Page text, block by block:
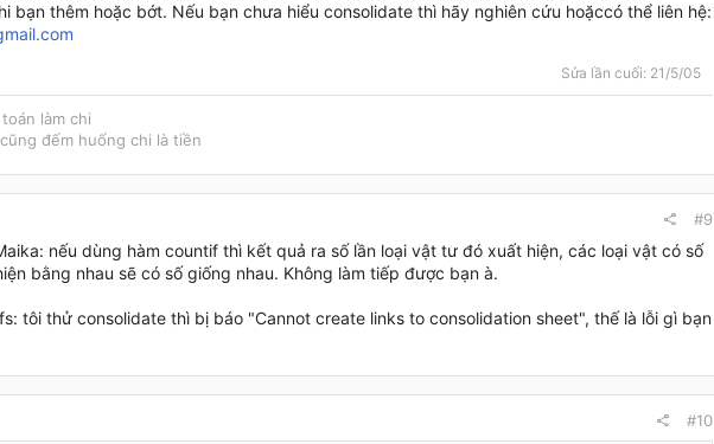
bạn thêm hoặc bớt. Nếu bạn chưa hiểu consolidate thì hãy nghiên cứu hoặccó thể liên hệ:
Sửa lần cuối: 21/5/05
làm chi
đếm huống chi là tiền
#9
nếu dùng hàm countif thì kết quả ra số lần loại vật tư đó xuất hiện, các loại vật có số
bằng nhau sẽ có số giống nhau. Không làm tiếp được bạn à.
tôi thử consolidate thì bị báo "Cannot create links to consolidation sheet", thế là lỗi gì bạn
#10